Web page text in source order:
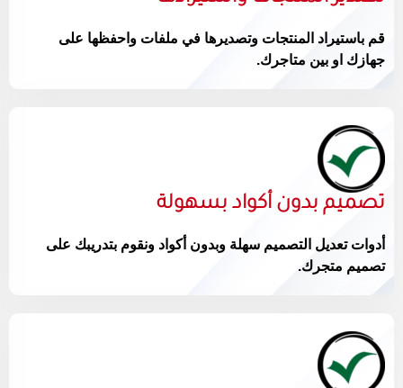
قم باستيراد المنتجات وتصديرها في ملفات واحفظها على
جهازك او بين متاجرك.
تصميم بدون أكواد بسهولة
أدوات تعديل التصميم سهلة وبدون أكواد ونقوم بتدريبك على
تصميم متجرك.